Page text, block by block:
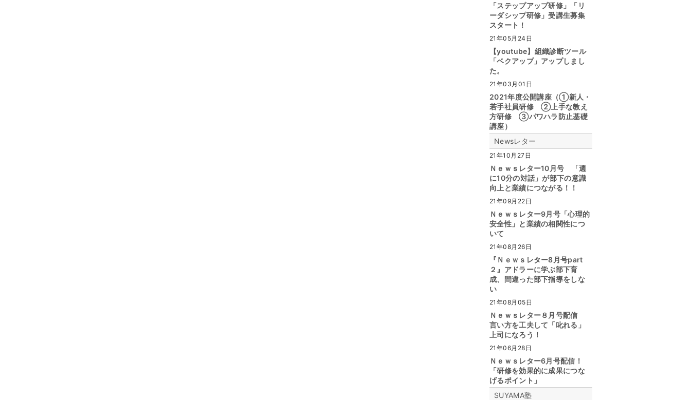
「ステップアップ研修」「リ
ーダシップ研修」受講生募集
スタート！
21年05月24日
【youtube】組織診断ツール
「ベクアップ」アップしまし
た。
21年03月01日
2021年度公開講座（①新人・
若手社員研修 ②上手な教え
方研修 ③パワハラ防止基礎
講座）
Newsレター
21年10月27日
Ｎｅｗｓレター10月号 「週
に10分の対話」が部下の意識
向上と業績につながる！！
21年09月22日
Ｎｅｗｓレター9月号「心理的
安全性」と業績の相関性につ
いて
21年08月26日
『Ｎｅｗｓレター8月号part
２』アドラーに学ぶ部下育
成、間違った部下指導をしな
い
21年08月05日
Ｎｅｗｓレター８月号配信
言い方を工夫して「叱れる」
上司になろう！
21年06月28日
Ｎｅｗｓレター6月号配信！
「研修を効果的に成果につな
げるポイント」
SUYAMA塾